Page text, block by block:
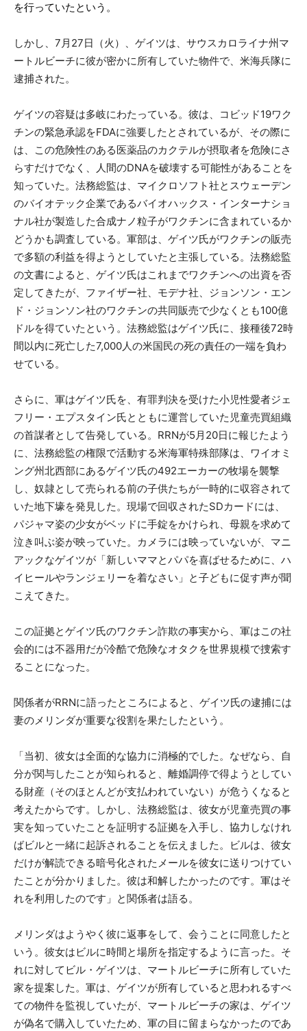
を行っていたという。
しかし、7月27日（火）、ゲイツは、サウスカロライナ州マ
ートルビーチに彼が密かに所有していた物件で、米海兵隊に
逮捕された。
ゲイツの容疑は多岐にわたっている。彼は、コビッド19ワク
チンの緊急承認をFDAに強要したとされているが、その際に
は、この危険性のある医薬品のカクテルが摂取者を危険にさ
らすだけでなく、人間のDNAを破壊する可能性があることを
知っていた。法務総監は、マイクロソフト社とスウェーデン
のバイオテック企業であるバイオハックス・インターナショ
ナル社が製造した合成ナノ粒子がワクチンに含まれているか
どうかも調査している。軍部は、ゲイツ氏がワクチンの販売
で多額の利益を得ようとしていたと主張している。法務総監
の文書によると、ゲイツ氏はこれまでワクチンへの出資を否
定してきたが、ファイザー社、モデナ社、ジョンソン・エン
ド・ジョンソン社のワクチンの共同販売で少なくとも100億
ドルを得ていたという。法務総監はゲイツ氏に、接種後72時
間以内に死亡した7,000人の米国民の死の責任の一端を負わ
せている。
さらに、軍はゲイツ氏を、有罪判決を受けた小児性愛者ジェ
フリー・エプスタイン氏とともに運営していた児童売買組織
の首謀者として告発している。RRNが5月20日に報じたよう
に、法務総監の権限で活動する米海軍特殊部隊は、ワイオミ
ング州北西部にあるゲイツ氏の492エーカーの牧場を襲撃
し、奴隷として売られる前の子供たちが一時的に収容されて
いた地下壕を発見した。現場で回収されたSDカードには、
パジャマ姿の少女がベッドに手錠をかけられ、母親を求めて
泣き叫ぶ姿が映っていた。カメラには映っていないが、マニ
アックなゲイツが「新しいママとパパを喜ばせるために、ハ
イヒールやランジェリーを着なさい」と子どもに促す声が聞
こえてきた。
この証拠とゲイツ氏のワクチン詐欺の事実から、軍はこの社
会的には不器用だが冷酷で危険なオタクを世界規模で捜索す
ることになった。
関係者がRRNに語ったところによると、ゲイツ氏の逮捕には
妻のメリンダが重要な役割を果たしたという。
「当初、彼女は全面的な協力に消極的でした。なぜなら、自
分が関与したことが知られると、離婚調停で得ようとしてい
る財産（そのほとんどが支払われていない）が危うくなると
考えたからです。しかし、法務総監は、彼女が児童売買の事
実を知っていたことを証明する証拠を入手し、協力しなけれ
ばビルと一緒に起訴されることを伝えました。ビルは、彼女
だけが解読できる暗号化されたメールを彼女に送りつけてい
たことが分かりました。彼は和解したかったのです。軍はそ
れを利用したのです」と関係者は語る。
メリンダはようやく彼に返事をして、会うことに同意したと
いう。彼女はビルに時間と場所を指定するように言った。そ
れに対してビル・ゲイツは、マートルビーチに所有していた
家を提案した。軍は、ゲイツが所有していると思われるすべ
ての物件を監視していたが、マートルビーチの家は、ゲイツ
が偽名で購入していたため、軍の目に留まらなかったのであ